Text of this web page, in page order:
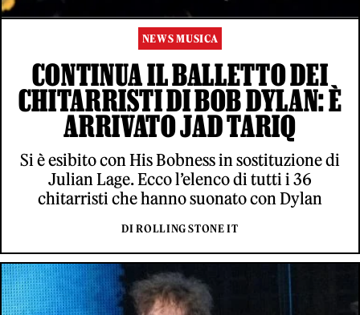
NEWS MUSICA
CONTINUA IL BALLETTO DEI
CHITARRISTI DI BOB DYLAN: È
ARRIVATO JAD TARIQ
Si è esibito con His Bobness in sostituzione di
Julian Lage. Ecco l’elenco di tutti i 36
chitarristi che hanno suonato con Dylan
DI ROLLING STONE IT